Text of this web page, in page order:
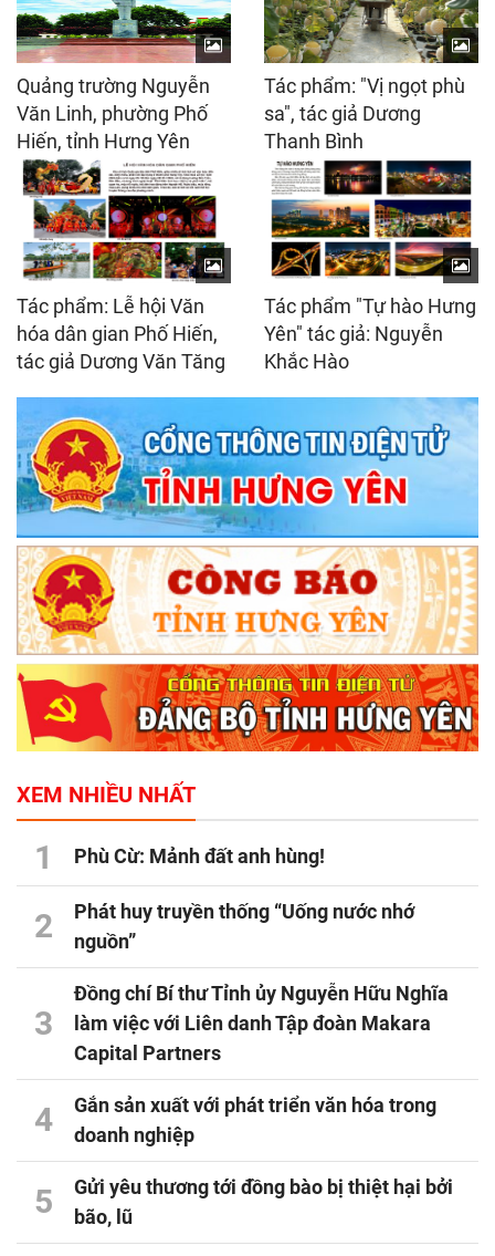
Quảng trường Nguyễn
Văn Linh, phường Phố
Hiến, tỉnh Hưng Yên
Tác phẩm: "Vị ngọt phù
sa", tác giả Dương
Thanh Bình
Tác phẩm: Lễ hội Văn
hóa dân gian Phố Hiến,
tác giả Dương Văn Tăng
Tác phẩm "Tự hào Hưng
Yên" tác giả: Nguyễn
Khắc Hào
XEM NHIỀU NHẤT
1 Phù Cừ: Mảnh đất anh hùng!
2
Phát huy truyền thống “Uống nước nhớ
nguồn”
3
Đồng chí Bí thư Tỉnh ủy Nguyễn Hữu Nghĩa
làm việc với Liên danh Tập đoàn Makara
Capital Partners
4
Gắn sản xuất với phát triển văn hóa trong
doanh nghiệp
5
Gửi yêu thương tới đồng bào bị thiệt hại bởi
bão, lũ